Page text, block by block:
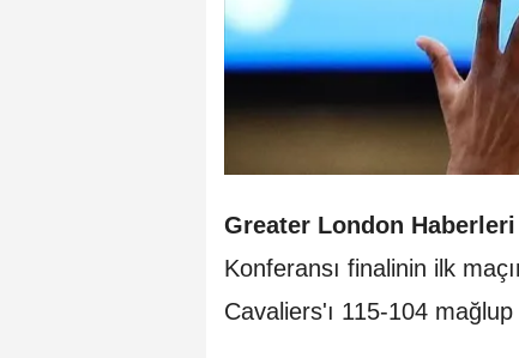
Greater London Haberleri
Konferansı finalinin ilk
Cavaliers'ı 115-104 mağlup